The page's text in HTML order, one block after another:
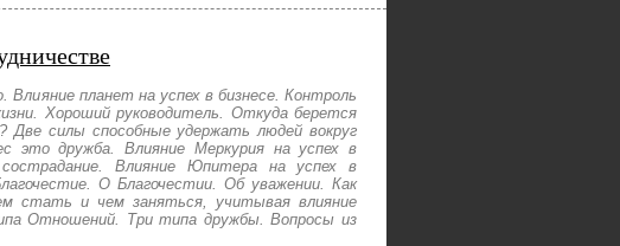
Влияние планет на успех в бизнесе. Контроль
Хороший руководитель. Откуда берется
Две силы способные удержать людей вокруг
это дружба. Влияние Меркурия на успех в
Влияние Юпитера на успех в
О Благочестии. Об уважении. Как
стать и чем заняться, учитывая влияние
Отношений. Три типа дружбы. Вопросы из